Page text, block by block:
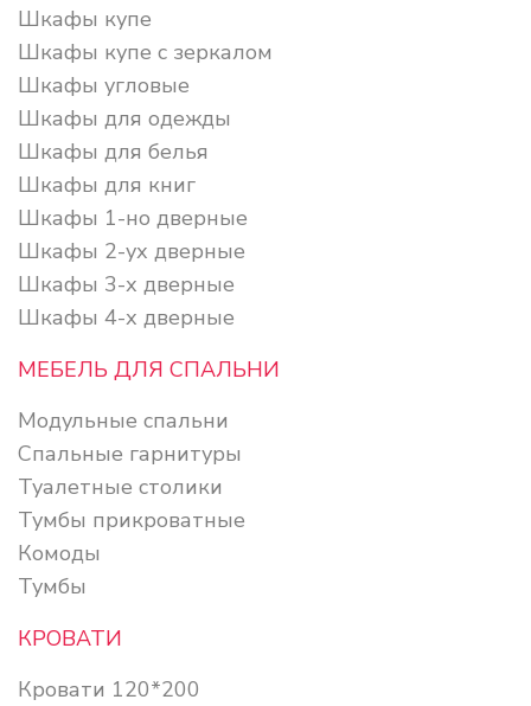
Шкафы купе
Шкафы купе с зеркалом
Шкафы угловые
Шкафы для одежды
Шкафы для белья
Шкафы для книг
Шкафы 1-но дверные
Шкафы 2-ух дверные
Шкафы 3-х дверные
Шкафы 4-х дверные
МЕБЕЛЬ ДЛЯ СПАЛЬНИ
Модульные спальни
Спальные гарнитуры
Туалетные столики
Тумбы прикроватные
Комоды
Тумбы
КРОВАТИ
Кровати 120*200